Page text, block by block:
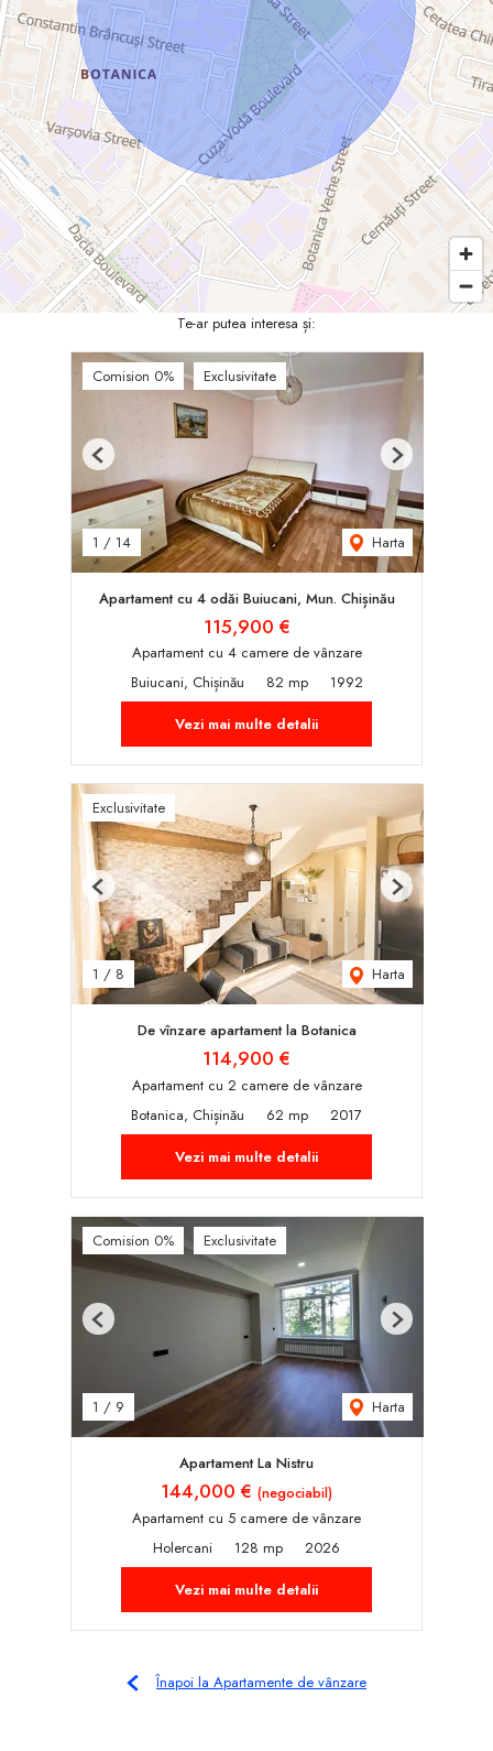
Te-ar putea interesa și:
Comision 0% Exclusivitate
1 / 14 Harta
Previous Next
Apartament cu 4 odăi Buiucani, Mun. Chișinău
115,900 €
Apartament cu 4 camere de vânzare
Buiucani, Chișinău
82 mp
1992
Vezi mai multe detalii
Exclusivitate
1 / 8 Harta
Previous Next
De vînzare apartament la Botanica
114,900 €
Apartament cu 2 camere de vânzare
Botanica, Chișinău
62 mp
2017
Vezi mai multe detalii
Comision 0% Exclusivitate
1 / 9 Harta
Previous Next
Apartament La Nistru
144,000 € (negociabil)
Apartament cu 5 camere de vânzare
Holercani
128 mp
2026
Vezi mai multe detalii
Înapoi la Apartamente de vânzare